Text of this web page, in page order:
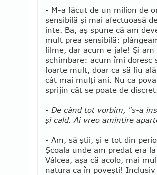
- M-a făcut de un milion de
sensibilă şi mai afectuoasă
inte. Ba, aş spune că am
mult prea sensibilă:
fil­me, dar acum e jale! Şi am
schim­bare: acum îmi doresc
foar­te mult, doar ca să fiu
cât mai mulţi ani. Nu ca
sprijin cât se poate de
- De când tot vorbim, "s-a
şi cald. Ai vreo amintire
- Am, să ştii, şi e tot din
Şcoala unde am predat era
Vâlcea, aşa că acolo, mai
natura ca în poveşti!